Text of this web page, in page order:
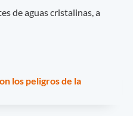
de aguas cristalinas, a
los peligros de la